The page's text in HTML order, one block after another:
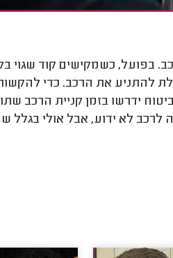
בפועל, כשמקישים קוד שגוי
להתניע את הרכב. כדי
ידרשו בזמן קניית הרכב
לא ידוע, אבל אולי בגלל